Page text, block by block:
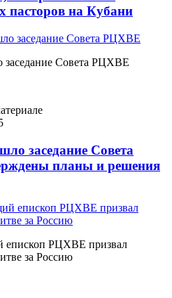
пасторов на Кубани
Совета РЦХВЕ
заседание Совета
планы и решения
епископ РЦХВЕ призвал
за Россию